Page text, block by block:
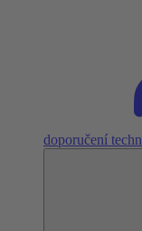
doporučení